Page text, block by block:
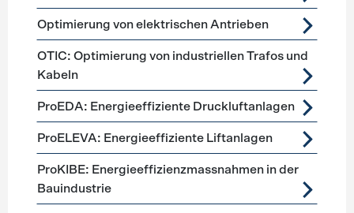
Optimierung von elektrischen Antrieben
OTIC: Optimierung von industriellen Trafos und
Kabeln
ProEDA: Energieeffiziente Druckluftanlagen
ProELEVA: Energieeffiziente Liftanlagen
ProKIBE: Energieeffizienzmassnahmen in der
Bauindustrie